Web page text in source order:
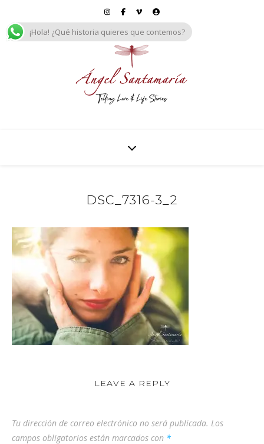
DSC_7316-3_2
LEAVE A REPLY
Tu dirección de correo electrónico no será publicada. Los
campos obligatorios están marcados con *
¡Hola! ¿Qué historia quieres que contemos?